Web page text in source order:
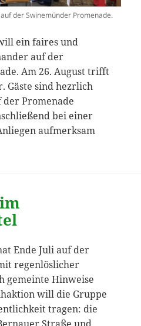
der Swinemünder Promenade.
ein faires und
auf der
Am 26. August trifft
Gäste sind hezrlich
Promenade
bei einer
aufmerksam
Ende Juli auf der
regenlöslicher
gemeinte Hinweise
will die Gruppe
tragen: die